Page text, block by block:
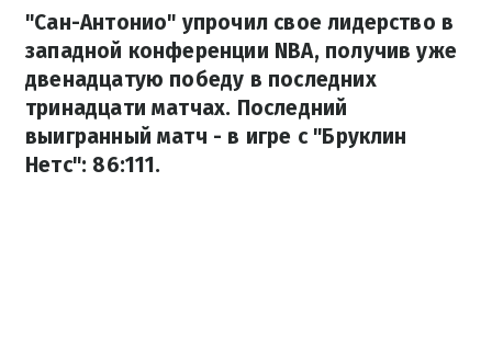
"Сан-Антонио" упрочил свое лидерство в
западной конференции NBA, получив уже
двенадцатую победу в последних
тринадцати матчах. Последний
выигранный матч - в игре с "Бруклин
Нетс": 86:111.